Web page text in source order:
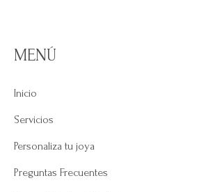
MENÚ
Inicio
Servicios
Personaliza tu joya
Preguntas Frecuentes